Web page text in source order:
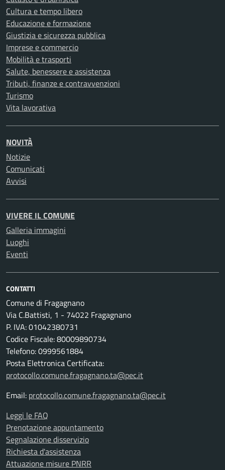
Cultura e tempo libero
Educazione e formazione
Giustizia e sicurezza pubblica
Imprese e commercio
Mobilità e trasporti
Salute, benessere e assistenza
Tributi, finanze e contravvenzioni
Turismo
Vita lavorativa
NOVITÀ
Notizie
Comunicati
Avvisi
VIVERE IL COMUNE
Galleria immagini
Luoghi
Eventi
CONTATTI
Comune di Fragagnano
Via C.Battisti, 1 - 74022 Fragagnano
P. IVA: 01042380731
Codice Fiscale: 80009890734
Telefono: 0999561884
Posta Elettronica Certificata:
protocollo.comune.fragagnano.ta@pec.it
Email: protocollo.comune.fragagnano.ta@pec.it
Leggi le FAQ
Prenotazione appuntamento
Segnalazione disservizio
Richiesta d'assistenza
Attuazione misure PNRR